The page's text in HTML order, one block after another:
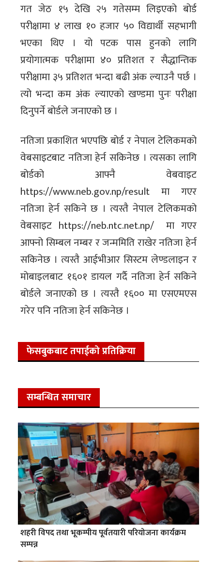
गत जेठ १५ देखि २५ गतेसम्म लिइएको बोर्ड
परीक्षामा ४ लाख १० हजार ५० विद्यार्थी सहभागी
भएका थिए । यो पटक पास हुनको लागि
प्रयोगात्मक परीक्षामा ४० प्रतिशत र सैद्धान्तिक
परीक्षामा ३५ प्रतिशत भन्दा बढी अंक ल्याउनै पर्छ ।
त्यो भन्दा कम अंक ल्याएको खण्डमा पुनः परीक्षा
दिनुपर्ने बोर्डले जनाएको छ ।
नतिजा प्रकाशित भएपछि बोर्ड र नेपाल टेलिकमको
वेबसाइटबाट नतिजा हेर्न सकिनेछ । त्यसका लागि
बोर्डको आफ्नै वेबवाइट
https://www.neb.gov.np/result मा गएर
नतिजा हेर्न सकिने छ । त्यस्तै नेपाल टेलिकमको
वेबसाइट https://neb.ntc.net.np/ ​ मा गएर
आफ्नो सिम्बल नम्बर र जन्ममिति राखेर नतिजा हेर्न
सकिनेछ । त्यस्तै आईभीआर सिस्टम लेण्डलाइन र
मोबाइलबाट १६०१ डायल गर्दै नतिजा हेर्न सकिने
बोर्डले जनाएको छ । त्यस्तै १६०० मा एसएमएस
गरेर पनि नतिजा हेर्न सकिनेछ ।
फेसबुकबाट तपाईको प्रतिक्रिया
सम्बन्धित समाचार
शहरी विपद तथा भूकम्पीय पूर्वतयारी परियोजना कार्यक्रम
सम्पन्न